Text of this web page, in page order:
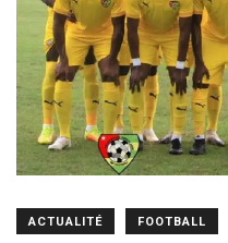
ACTUALITÉ FOOTBALL